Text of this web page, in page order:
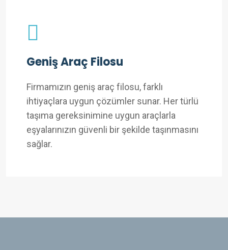
Geniş Araç Filosu
Firmamızın geniş araç filosu, farklı
ihtiyaçlara uygun çözümler sunar. Her türlü
taşıma gereksinimine uygun araçlarla
eşyalarınızın güvenli bir şekilde taşınmasını
sağlar.